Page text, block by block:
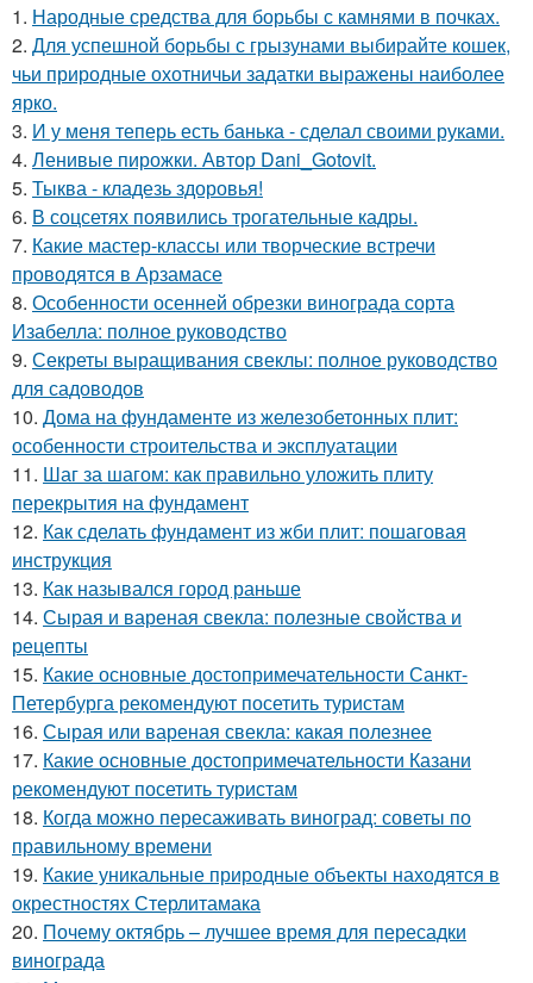
1. Народные средства для борьбы с камнями в почках.
2. Для успешной борьбы с грызунами выбирайте кошек,
чьи природные охотничьи задатки выражены наиболее
ярко.
3. И у меня теперь есть банька - сделал своими руками.
4. Ленивые пирожки. Автор Dani_Gotovit.
5. Тыква - кладезь здоровья!
6. В соцсетях появились трогательные кадры.
7. Какие мастер-классы или творческие встречи
проводятся в Арзамасе
8. Особенности осенней обрезки винограда сорта
Изабелла: полное руководство
9. Секреты выращивания свеклы: полное руководство
для садоводов
10. Дома на фундаменте из железобетонных плит:
особенности строительства и эксплуатации
11. Шаг за шагом: как правильно уложить плиту
перекрытия на фундамент
12. Как сделать фундамент из жби плит: пошаговая
инструкция
13. Как назывался город раньше
14. Сырая и вареная свекла: полезные свойства и
рецепты
15. Какие основные достопримечательности Санкт-
Петербурга рекомендуют посетить туристам
16. Сырая или вареная свекла: какая полезнее
17. Какие основные достопримечательности Казани
рекомендуют посетить туристам
18. Когда можно пересаживать виноград: советы по
правильному времени
19. Какие уникальные природные объекты находятся в
окрестностях Стерлитамака
20. Почему октябрь – лучшее время для пересадки
винограда